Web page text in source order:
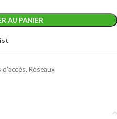
AU PANIER
d'accès, Réseaux